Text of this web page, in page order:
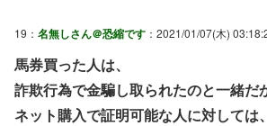
19： 名無しさん＠恐縮です ：2021/01/07(木)
馬券買った人は、
詐欺行為で金騙し取られたのと一緒だ
ネット購入で証明可能な人に対しては、